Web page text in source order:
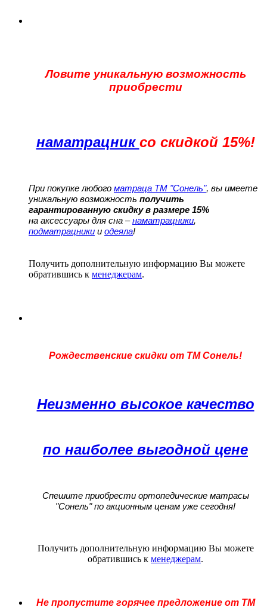
Ловите уникальную возможность
приобрести
наматрацник со скидкой 15%!
При покупке любого матраца ТМ "Сонель", вы имеете
уникальную возможность получить
гарантированную скидку в размере 15%
на аксессуары для сна –наматрацники,
подматрацники и одеяла!
Получить дополнительную информацию Вы можете
обратившись к менеджерам.
Рождественские скидки от ТМ Сонель!
Неизменно высокое качество
по наиболее выгодной цене
Спешите приобрести ортопедические матрасы
"Сонель" по акционным ценам уже сегодня!
Получить дополнительную информацию Вы можете
обратившись к менеджерам.
Не пропустите горячее предложение от ТМ